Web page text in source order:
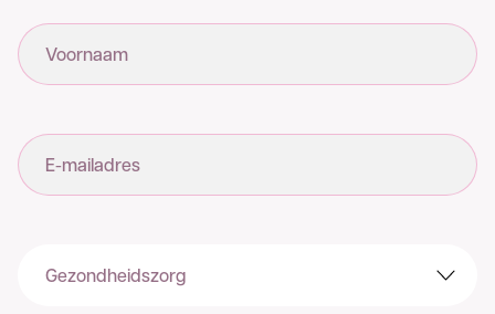
Voornaam
E-mailadres